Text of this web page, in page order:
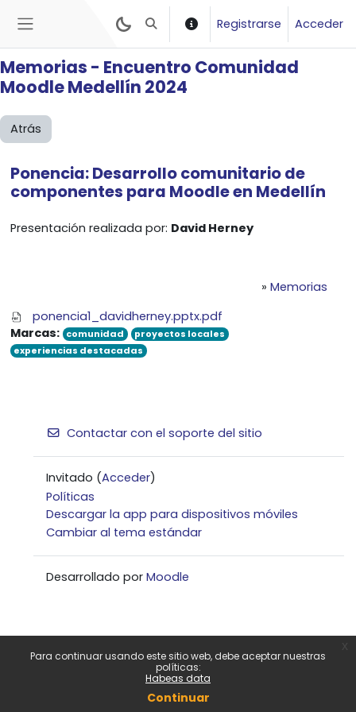
Para continuar usando este sitio web, debe aceptar nuestras
políticas:
Habeas data
Continuar
Selector de búsqueda de entrada
Registrarse Acceder
Memorias - Encuentro Comunidad
Moodle Medellín 2024
Atrás
Ponencia: Desarrollo comunitario de
componentes para Moodle en Medellín
Presentación realizada por: David Herney
» Memorias
ponencia1_davidherney.pptx.pdf
Marcas: comunidad
proyectos locales
experiencias destacadas
Contactar con el soporte del sitio
Invitado (Acceder)
Políticas
Descargar la app para dispositivos móviles
Cambiar al tema estándar
Desarrollado por Moodle